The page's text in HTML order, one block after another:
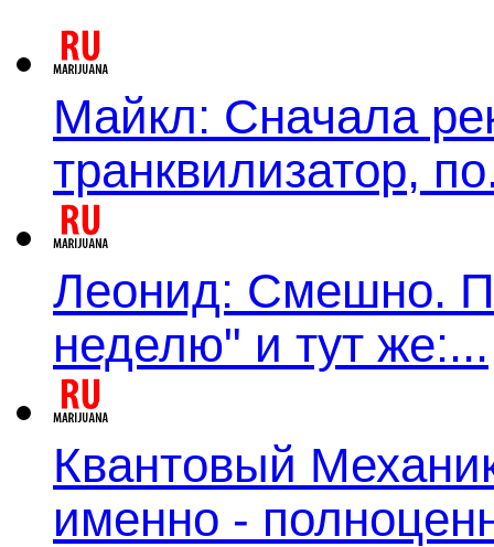
Майкл: Сначала
транквилизатор,
Леонид: Смешно.
неделю" и тут же:...
Квантовый
именно -